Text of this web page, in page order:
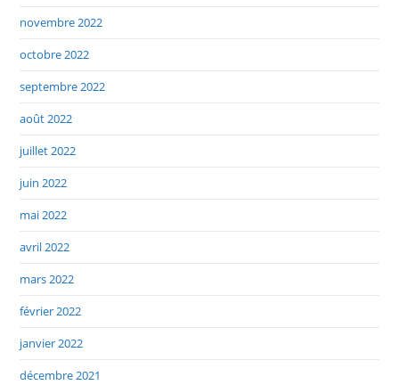
novembre 2022
octobre 2022
septembre 2022
août 2022
juillet 2022
juin 2022
mai 2022
avril 2022
mars 2022
février 2022
janvier 2022
décembre 2021